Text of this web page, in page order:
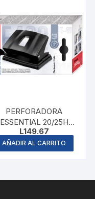
PERFORADORA
ESSENTIAL 20/25H
MAPED
L149.67
AÑADIR AL CARRITO